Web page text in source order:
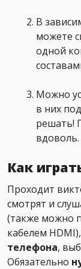
В
можете
одной
Можно
в них
решать!
вдоволь.
Как
Проходит
смотрят и
(также можно
кабелем
телефона,
Обязательно